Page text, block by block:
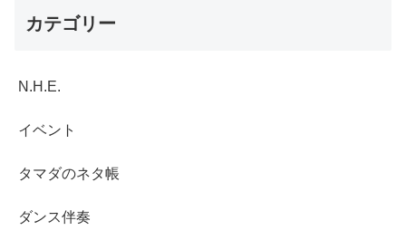
カテゴリー
N.H.E.
イベント
タマダのネタ帳
ダンス伴奏